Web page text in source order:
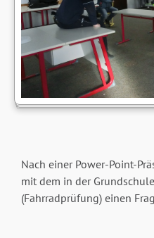
Nach einer Power-Point-
mit dem in der
(Fahrradprüfung) einen